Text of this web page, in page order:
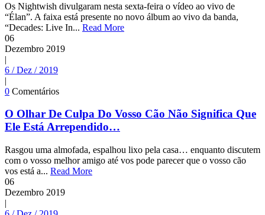
Os Nightwish divulgaram nesta sexta-feira o vídeo ao vivo de
“Élan”. A faixa está presente no novo álbum ao vivo da banda,
“Decades: Live In... Read More
06
Dezembro 2019
|
6 / Dez / 2019
|
0 Comentários
O Olhar De Culpa Do Vosso Cão Não Significa Que
Ele Está Arrependido…
Rasgou uma almofada, espalhou lixo pela casa… enquanto discutem
com o vosso melhor amigo até vos pode parecer que o vosso cão
vos está a... Read More
06
Dezembro 2019
|